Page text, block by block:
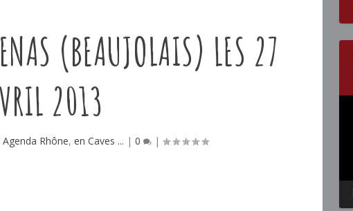
(BEAUJOLAIS) LES 27
2013
Agenda Rhône, en Caves ... | 0 |